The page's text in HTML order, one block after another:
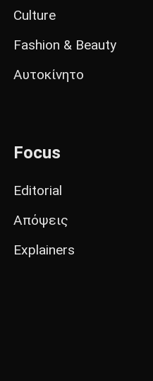
Culture
Fashion & Beauty
Αυτοκίνητο
Focus
Editorial
Απόψεις
Explainers